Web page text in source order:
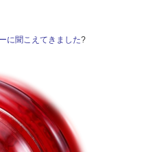
に聞こえてきました?